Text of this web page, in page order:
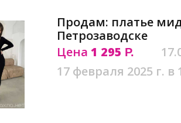
Продам: платье
Петрозаводске
Цена 1 295 Р.
17 февраля 2025 г. в